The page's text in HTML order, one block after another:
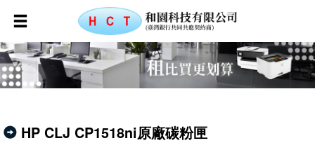
HP CLJ CP1518ni原廠碳粉匣